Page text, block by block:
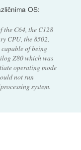
OS:
the C64, the C128
CPU, the 8502,
of being
Z80 which was
operating mode
not run
system.